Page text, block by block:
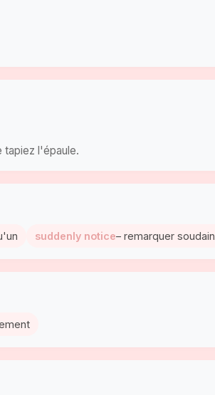
tapiez l'épaule.
suddenly notice– remarquer